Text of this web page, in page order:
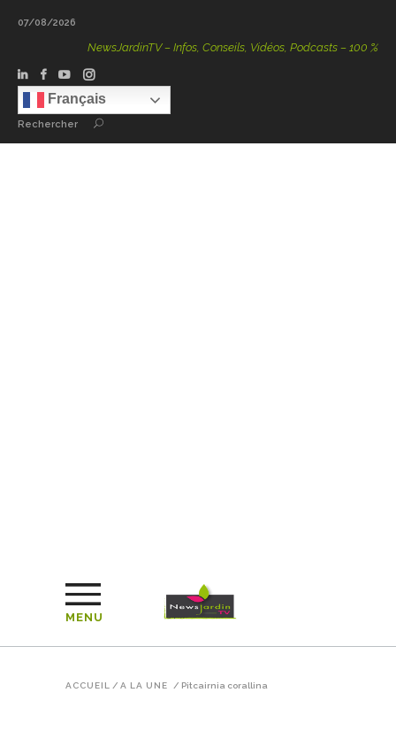
07/08/2026
NewsJardinTV – Infos, Conseils, Vidéos, Podcasts – 100 % Nature
Français
Rechercher
MENU
ACCUEIL / A LA UNE / Pitcairnia corallina